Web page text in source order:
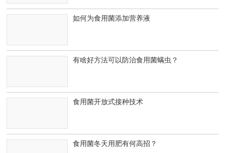
如何为食用菌添加营养液
有啥好方法可以防治食用菌螨虫？
食用菌开放式接种技术
食用菌冬天用肥有何高招？